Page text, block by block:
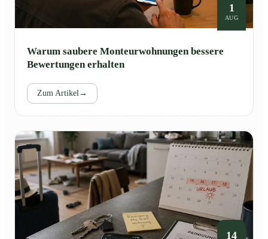
1
AUG
Warum saubere Monteurwohnungen bessere
Bewertungen erhalten
Zum Artikel→
14